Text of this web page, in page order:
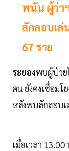
พนัน ผู้ว่า
ลักลอบเล่
67 ราย
ระยองพบผู้ป่วย
คน ยังคงเชื่อม
หลังพบลักลอบเ
เมื่อเวลา